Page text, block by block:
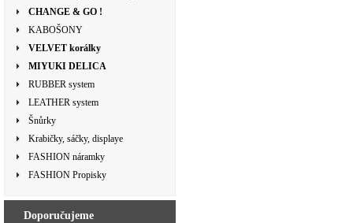
CHANGE & GO !
KABOŠONY
VELVET korálky
MIYUKI DELICA
RUBBER system
LEATHER system
Šnůrky
Krabičky, sáčky, displaye
FASHION náramky
FASHION Propisky
Doporučujeme